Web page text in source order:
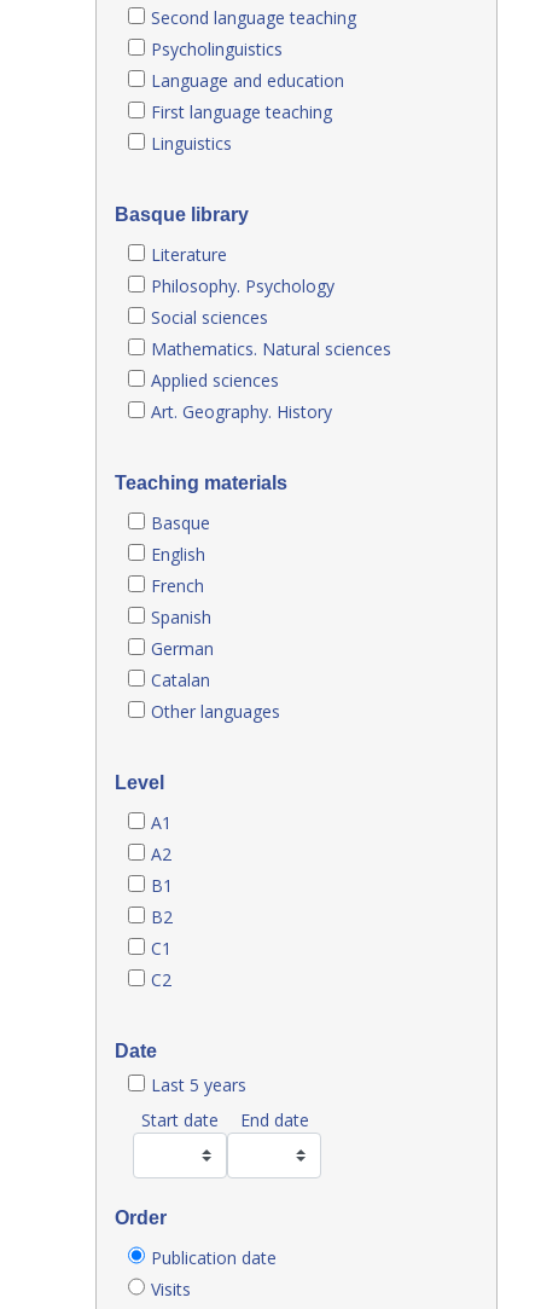
Second language teaching
Psycholinguistics
Language and education
First language teaching
Linguistics
Basque library
Literature
Philosophy. Psychology
Social sciences
Mathematics. Natural sciences
Applied sciences
Art. Geography. History
Teaching materials
Basque
English
French
Spanish
German
Catalan
Other languages
Level
A1
A2
B1
B2
C1
C2
Date
Last 5 years
Start date
End date
Order
Publication date
Visits